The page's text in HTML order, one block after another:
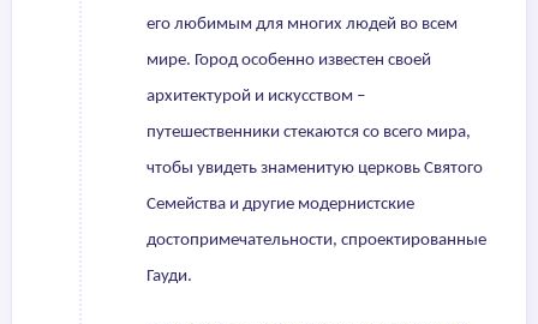
его любимым для многих людей во всем
мире. Город особенно известен своей
архитектурой и искусством –
путешественники стекаются со всего мира,
чтобы увидеть знаменитую церковь Святого
Семейства и другие модернистские
достопримечательности, спроектированные
Гауди.